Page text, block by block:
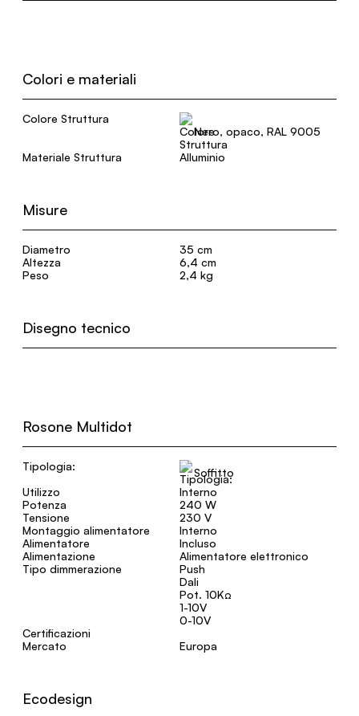
Colori e materiali
Colore Struttura
Nero, opaco, RAL 9005
Materiale Struttura
Alluminio
Misure
Diametro
35 cm
Altezza
6,4 cm
Peso
2,4 kg
Disegno tecnico
Rosone Multidot
Tipologia:
Soffitto
Utilizzo
Interno
Potenza
240 W
Tensione
230 V
Montaggio alimentatore
Interno
Alimentatore
Incluso
Alimentazione
Alimentatore elettronico
Tipo dimmerazione
Push
Dali
Pot. 10KΩ
1-10V
0-10V
Certificazioni
Mercato
Europa
Ecodesign